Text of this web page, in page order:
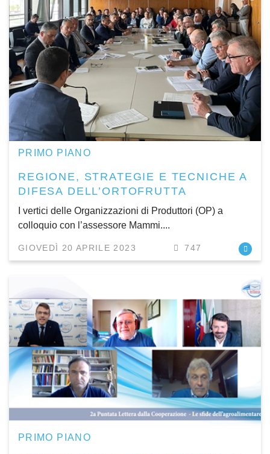
PRIMO PIANO
REGIONE, STRATEGIE E TECNICHE A
DIFESA DELL’ORTOFRUTTA
I vertici delle Organizzazioni di Produttori (OP) a
colloquio con l’assessore Mammi....
GIOVEDÌ 20 APRILE 2023 747
PRIMO PIANO